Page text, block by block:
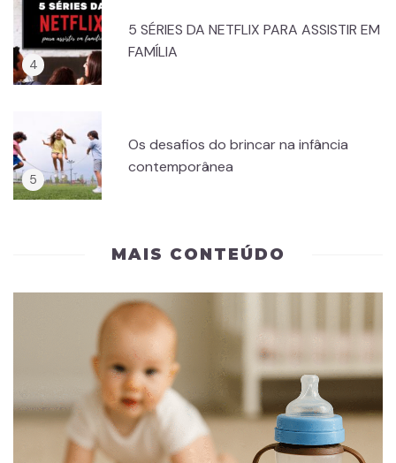
5 SÉRIES DA NETFLIX PARA ASSISTIR EM
FAMÍLIA
Os desafios do brincar na infância
contemporânea
MAIS CONTEÚDO